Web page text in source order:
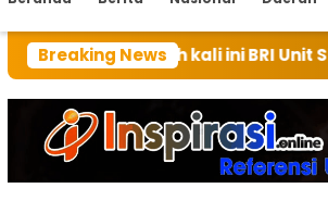
Breaking News
kali ini BRI Unit Silindung